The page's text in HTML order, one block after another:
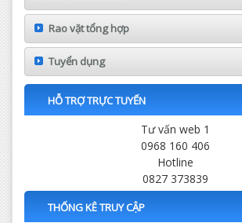
Rao vặt tổng hợp
Tuyển dụng
HỖ TRỢ TRỰC TUYẾN
Tư vấn web 1
0968 160 406
Hotline
0827 373839
THỐNG KÊ TRUY CẬP